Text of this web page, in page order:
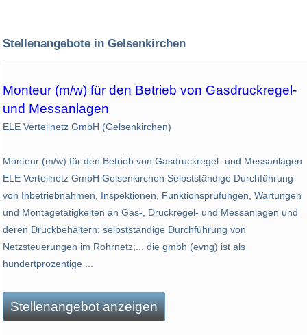
Stellenangebote in Gelsenkirchen
Monteur (m/w) für den Betrieb von Gasdruckregel-
und Messanlagen
ELE Verteilnetz GmbH (Gelsenkirchen)
Monteur (m/w) für den Betrieb von Gasdruckregel- und Messanlagen
ELE Verteilnetz GmbH Gelsenkirchen Selbstständige Durchführung
von Inbetriebnahmen, Inspektionen, Funktionsprüfungen, Wartungen
und Montagetätigkeiten an Gas-, Druckregel- und Messanlagen und
deren Druckbehältern; selbstständige Durchführung von
Netzsteuerungen im Rohrnetz;... die gmbh (evng) ist als
hundertprozentige ...
Stellenangebot anzeigen